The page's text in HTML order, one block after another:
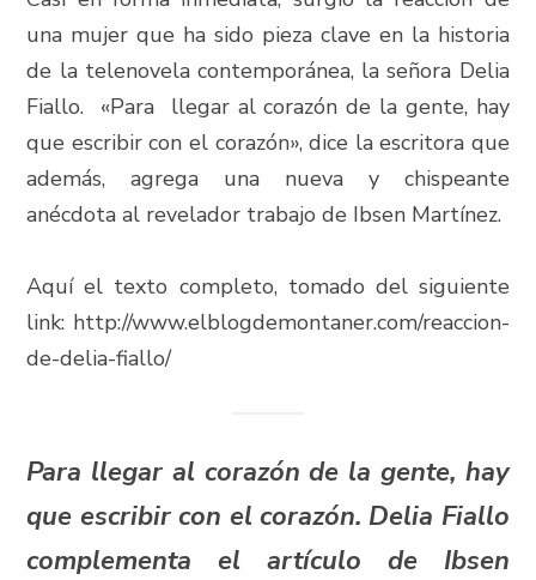
una mujer que ha sido pieza clave en la historia
de la telenovela contemporánea, la señora Delia
Fiallo. «Para llegar al corazón de la gente, hay
que escribir con el corazón», dice la escritora que
además, agrega una nueva y chispeante
anécdota al revelador trabajo de Ibsen Martínez.
Aquí el texto completo, tomado del siguiente
link: http://www.elblogdemontaner.com/reaccion-
de-delia-fiallo/
Para llegar al corazón de la gente, hay
que escribir con el corazón. Delia Fiallo
complementa el artículo de Ibsen